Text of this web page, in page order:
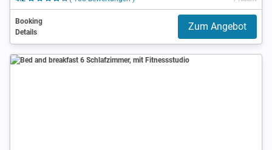
Booking
Details
Zum Angebot